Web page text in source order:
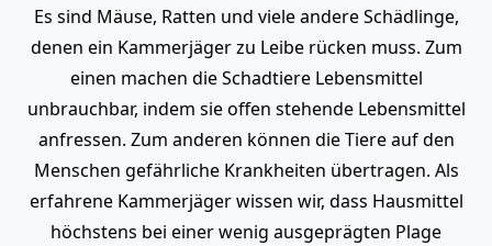
Es sind Mäuse, Ratten und viele andere Schädlinge,
denen ein Kammerjäger zu Leibe rücken muss. Zum
einen machen die Schadtiere Lebensmittel
unbrauchbar, indem sie offen stehende Lebensmittel
anfressen. Zum anderen können die Tiere auf den
Menschen gefährliche Krankheiten übertragen. Als
erfahrene Kammerjäger wissen wir, dass Hausmittel
höchstens bei einer wenig ausgeprägten Plage